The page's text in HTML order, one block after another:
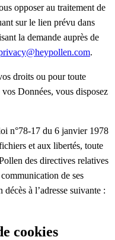
opposer au traitement de
sur le lien prévu dans
la demande auprès de
.
droits ou pour toute
Données, vous disposez
n°78-17 du 6 janvier 1978
et aux libertés, toute
des directives relatives
de ses
à l’adresse suivante :
cookies